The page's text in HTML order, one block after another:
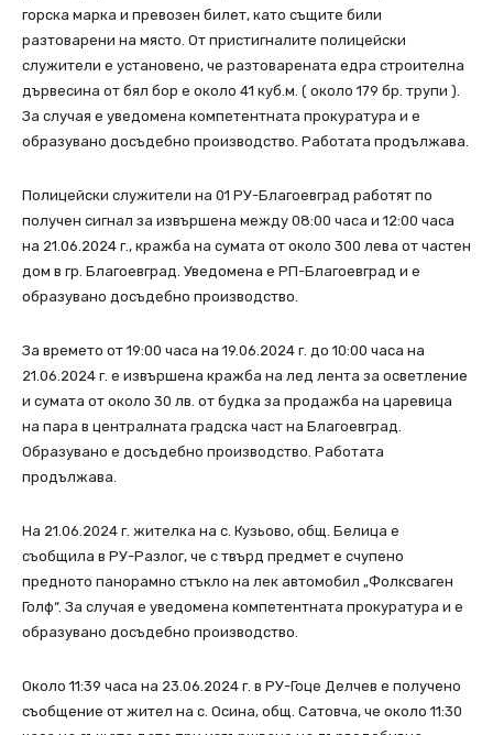
горска марка и превозен билет, като същите били
разтоварени на място. От пристигналите полицейски
служители е установено, че разтоварената едра строителна
дървесина от бял бор е около 41 куб.м. ( около 179 бр. трупи ).
За случая е уведомена компетентната прокуратура и е
образувано досъдебно производство. Работата продължава.
Полицейски служители на 01 РУ-Благоевград работят по
получен сигнал за извършена между 08:00 часа и 12:00 часа
на 21.06.2024 г., кражба на сумата от около 300 лева от частен
дом в гр. Благоевград. Уведомена е РП-Благоевград и е
образувано досъдебно производство.
За времето от 19:00 часа на 19.06.2024 г. до 10:00 часа на
21.06.2024 г. е извършена кражба на лед лента за осветление
и сумата от около 30 лв. от будка за продажба на царевица
на пара в централната градска част на Благоевград.
Образувано е досъдебно производство. Работата
продължава.
На 21.06.2024 г. жителка на с. Кузьово, общ. Белица е
съобщила в РУ-Разлог, че с твърд предмет е счупено
предното панорамно стъкло на лек автомобил „Фолксваген
Голф“. За случая е уведомена компетентната прокуратура и е
образувано досъдебно производство.
Около 11:39 часа на 23.06.2024 г. в РУ-Гоце Делчев е получено
съобщение от жител на с. Осина, общ. Сатовча, че около 11:30